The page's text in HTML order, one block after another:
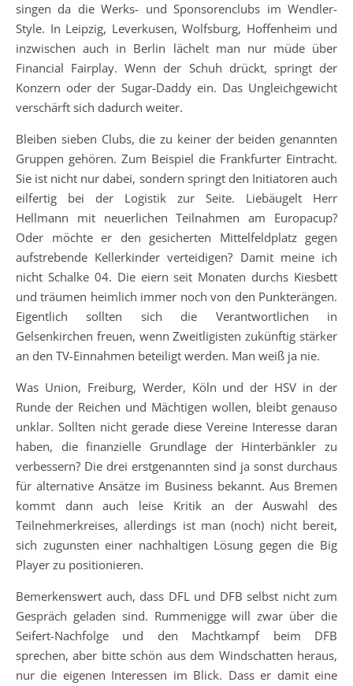
singen da die Werks- und Sponsorenclubs im Wendler-
Style. In Leipzig, Leverkusen, Wolfsburg, Hoffenheim und
inzwischen auch in Berlin lächelt man nur müde über
Financial Fairplay. Wenn der Schuh drückt, springt der
Konzern oder der Sugar-Daddy ein. Das Ungleichgewicht
verschärft sich dadurch weiter.
Bleiben sieben Clubs, die zu keiner der beiden genannten
Gruppen gehören. Zum Beispiel die Frankfurter Eintracht.
Sie ist nicht nur dabei, sondern springt den Initiatoren auch
eilfertig bei der Logistik zur Seite. Liebäugelt Herr
Hellmann mit neuerlichen Teilnahmen am Europacup?
Oder möchte er den gesicherten Mittelfeldplatz gegen
aufstrebende Kellerkinder verteidigen? Damit meine ich
nicht Schalke 04. Die eiern seit Monaten durchs Kiesbett
und träumen heimlich immer noch von den Punkterängen.
Eigentlich sollten sich die Verantwortlichen in
Gelsenkirchen freuen, wenn Zweitligisten zukünftig stärker
an den TV-Einnahmen beteiligt werden. Man weiß ja nie.
Was Union, Freiburg, Werder, Köln und der HSV in der
Runde der Reichen und Mächtigen wollen, bleibt genauso
unklar. Sollten nicht gerade diese Vereine Interesse daran
haben, die finanzielle Grundlage der Hinterbänkler zu
verbessern? Die drei erstgenannten sind ja sonst durchaus
für alternative Ansätze im Business bekannt. Aus Bremen
kommt dann auch leise Kritik an der Auswahl des
Teilnehmerkreises, allerdings ist man (noch) nicht bereit,
sich zugunsten einer nachhaltigen Lösung gegen die Big
Player zu positionieren.
Bemerkenswert auch, dass DFL und DFB selbst nicht zum
Gespräch geladen sind. Rummenigge will zwar über die
Seifert-Nachfolge und den Machtkampf beim DFB
sprechen, aber bitte schön aus dem Windschatten heraus,
nur die eigenen Interessen im Blick. Dass er damit eine